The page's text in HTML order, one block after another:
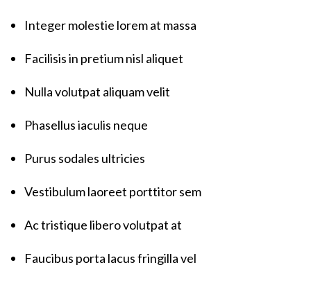
Integer molestie lorem at massa
Facilisis in pretium nisl aliquet
Nulla volutpat aliquam velit
Phasellus iaculis neque
Purus sodales ultricies
Vestibulum laoreet porttitor sem
Ac tristique libero volutpat at
Faucibus porta lacus fringilla vel